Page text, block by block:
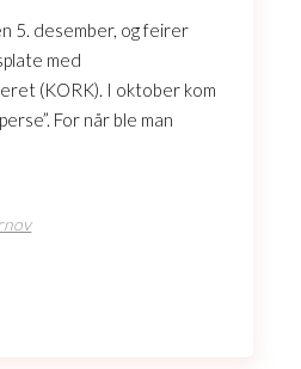
5. desember, og feirer
med
(KORK). I oktober kom
For når ble man